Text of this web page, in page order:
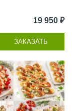
19 950 ₽
ЗАКАЗАТЬ